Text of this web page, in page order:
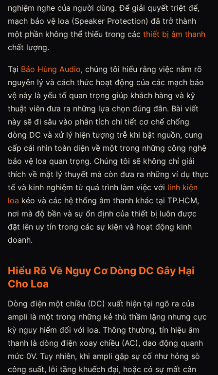
nghiệm nghe của người dùng. Để giải quyết triệt để,
mạch bảo vệ loa (Speaker Protection) đã trở thành
một phần không thể thiếu trong các thiết bị âm thanh
chất lượng.
Tại Bảo Hùng Audio, chúng tôi hiểu rằng việc nắm rõ
nguyên lý và cách thức hoạt động của các mạch bảo
vệ này là yếu tố quan trọng giúp khách hàng và kỹ
thuật viên đưa ra những lựa chọn đúng đắn. Bài viết
này sẽ đi sâu vào phân tích chi tiết cơ chế chống
dòng DC và xử lý hiện tượng trễ khi bật nguồn, cung
cấp cái nhìn toàn diện về một trong những công nghệ
bảo vệ loa quan trọng. Chúng tôi sẽ không chỉ giải
thích về mặt lý thuyết mà còn đưa ra những ví dụ thực
tế và kinh nghiệm từ quá trình làm việc với linh kiện
loa kéo và các hệ thống âm thanh khác tại TP.HCM,
nơi mà độ bền và sự ổn định của thiết bị luôn được
đặt lên uy tín trong các sự kiện và hoạt động kinh
doanh.
Hiểu Rõ Về Nguy Cơ Dòng DC Gây Hại
Cho Loa
Dòng điện một chiều (DC) xuất hiện tại ngõ ra của
ampli là một trong những kẻ thù thầm lặng nhưng cực
kỳ nguy hiểm đối với loa. Thông thường, tín hiệu âm
thanh là dòng điện xoay chiều (AC), dao động quanh
mức 0V. Tuy nhiên, khi ampli gặp sự cố như hỏng sò
công suất, lỗi tầng khuếch đại, hoặc có sự mất cân